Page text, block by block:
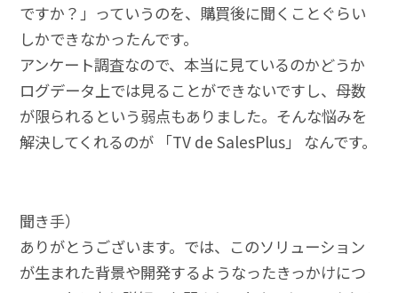
ですか？」っていうのを、購買後に聞くことぐらい
しかできなかったんです。
アンケート調査なので、本当に見ているのかどうか
ログデータ上では見ることができないですし、母数
が限られるという弱点もありました。そんな悩みを
解決してくれるのが 「TV de SalesPlus」 なんです。
聞き手）
ありがとうございます。では、このソリューション
が生まれた背景や開発するようなったきっかけにつ